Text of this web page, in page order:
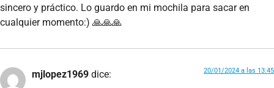
sincero y práctico. Lo guardo en mi mochila para sacar en
cualquier momento:) 🙏🙏🙏
mjlopez1969 dice: 20/01/2024 a las 13:45